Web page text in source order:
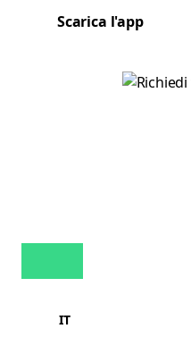
Scarica l'app
IT